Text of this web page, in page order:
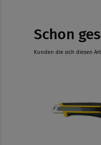
Schon
Kunden die sich diesen